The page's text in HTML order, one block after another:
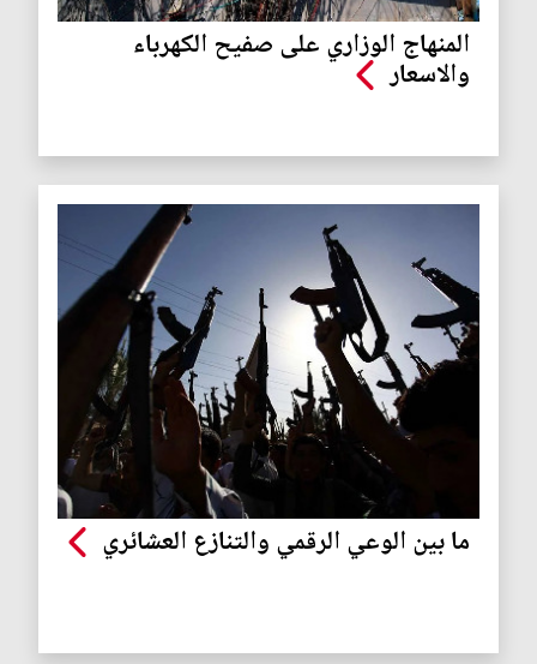
المنهاج الوزاري على صفيح الكهرباء
والاسعار
ما بين الوعي الرقمي والتنازع العشائري